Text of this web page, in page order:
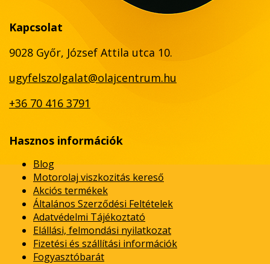
Kapcsolat
9028 Győr, József Attila utca 10.
ugyfelszolgalat@olajcentrum.hu
+36 70 416 3791
Hasznos információk
Blog
Motorolaj viszkozitás kereső
Akciós termékek
Általános Szerződési Feltételek
Adatvédelmi Tájékoztató
Elállási, felmondási nyilatkozat
Fizetési és szállítási információk
Fogyasztóbarát